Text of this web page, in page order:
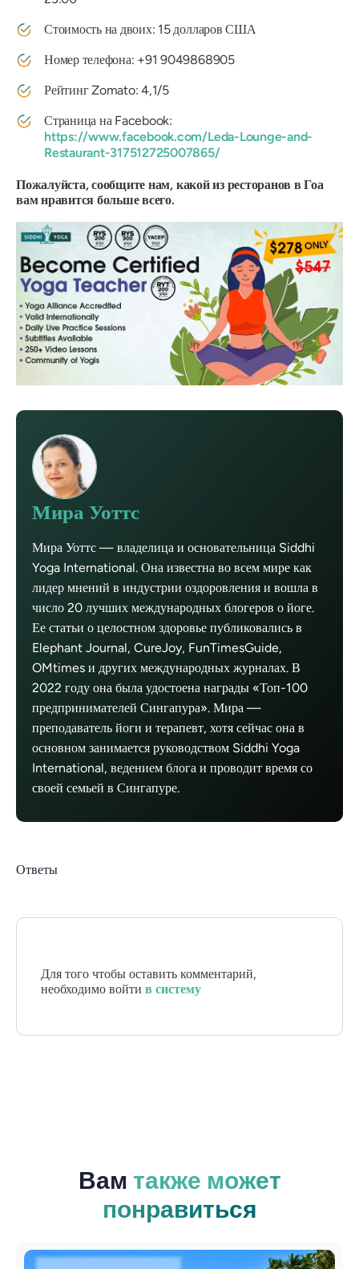
Стоимость на двоих: 15 долларов США
Номер телефона: +91 9049868905
Рейтинг Zomato: 4,1/5
Страница на Facebook:
https://www.facebook.com/Leda-Lounge-and-
Restaurant-317512725007865/
Пожалуйста, сообщите нам, какой из ресторанов в Гоа
вам нравится больше всего.
Мира Уоттс
Мира Уоттс — владелица и основательница Siddhi
Yoga International. Она известна во всем мире как
лидер мнений в индустрии оздоровления и вошла в
число 20 лучших международных блогеров о йоге.
Ее статьи о целостном здоровье публиковались в
Elephant Journal, CureJoy, FunTimesGuide,
OMtimes и других международных журналах. В
2022 году она была удостоена награды «Топ-100
предпринимателей Сингапура». Мира —
преподаватель йоги и терапевт, хотя сейчас она в
основном занимается руководством Siddhi Yoga
International, ведением блога и проводит время со
своей семьей в Сингапуре.
Ответы
Для того чтобы оставить комментарий,
необходимо войти в систему
Вам также может
понравиться